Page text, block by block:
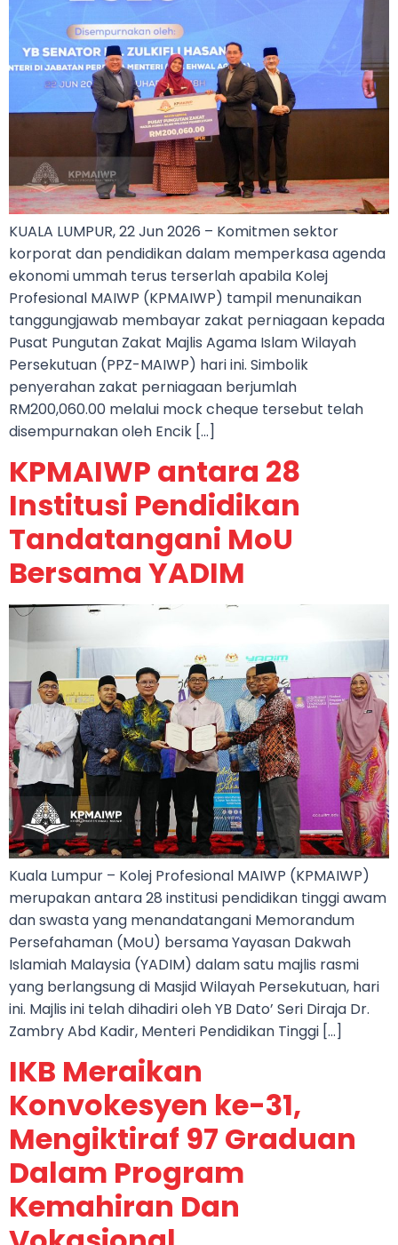
KUALA LUMPUR, 22 Jun 2026 – Komitmen sektor
korporat dan pendidikan dalam memperkasa agenda
ekonomi ummah terus terserlah apabila Kolej
Profesional MAIWP (KPMAIWP) tampil menunaikan
tanggungjawab membayar zakat perniagaan kepada
Pusat Pungutan Zakat Majlis Agama Islam Wilayah
Persekutuan (PPZ-MAIWP) hari ini. Simbolik
penyerahan zakat perniagaan berjumlah
RM200,060.00 melalui mock cheque tersebut telah
disempurnakan oleh Encik […]
KPMAIWP antara 28
Institusi Pendidikan
Tandatangani MoU
Bersama YADIM
Kuala Lumpur – Kolej Profesional MAIWP (KPMAIWP)
merupakan antara 28 institusi pendidikan tinggi awam
dan swasta yang menandatangani Memorandum
Persefahaman (MoU) bersama Yayasan Dakwah
Islamiah Malaysia (YADIM) dalam satu majlis rasmi
yang berlangsung di Masjid Wilayah Persekutuan, hari
ini. Majlis ini telah dihadiri oleh YB Dato’ Seri Diraja Dr.
Zambry Abd Kadir, Menteri Pendidikan Tinggi […]
IKB Meraikan
Konvokesyen ke-31,
Mengiktiraf 97 Graduan
Dalam Program
Kemahiran Dan